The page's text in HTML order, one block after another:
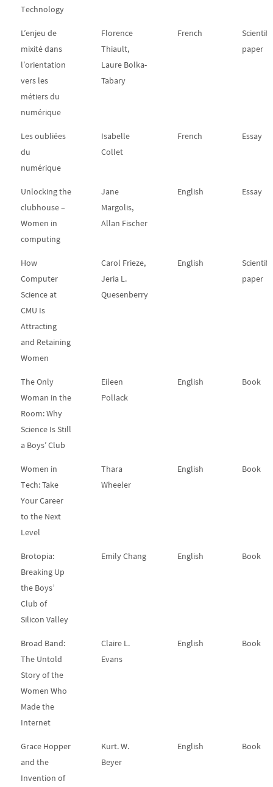
Technology
L’enjeu de
mixité dans
l’orientation
vers les
métiers du
numérique
Florence
Thiault,
Laure Bolka-
Tabary
French
Scientific
paper
Les oubliées
du
numérique
Isabelle
Collet
French Essay
Unlocking the
clubhouse –
Women in
computing
Jane
Margolis,
Allan Fischer
English Essay
How
Computer
Science at
CMU Is
Attracting
and Retaining
Women
Carol Frieze,
Jeria L.
Quesenberry
English
Scientific
paper
The Only
Woman in the
Room: Why
Science Is Still
a Boys’ Club
Eileen
Pollack
English Book
Women in
Tech: Take
Your Career
to the Next
Level
Thara
Wheeler
English Book
Brotopia:
Breaking Up
the Boys’
Club of
Silicon Valley
Emily Chang English Book
Broad Band:
The Untold
Story of the
Women Who
Made the
Internet
Claire L.
Evans
English Book
Grace Hopper
and the
Invention of
Kurt. W.
Beyer
English Book